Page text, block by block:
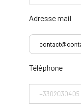
Adresse mail
Téléphone